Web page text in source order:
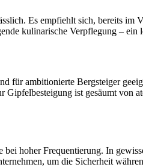
Es empfiehlt sich, bereits im
kulinarische Verpflegung –
für ambitionierte Bergsteiger
ist gesäumt von
bei hoher Frequentierung. In
um die Sicherheit